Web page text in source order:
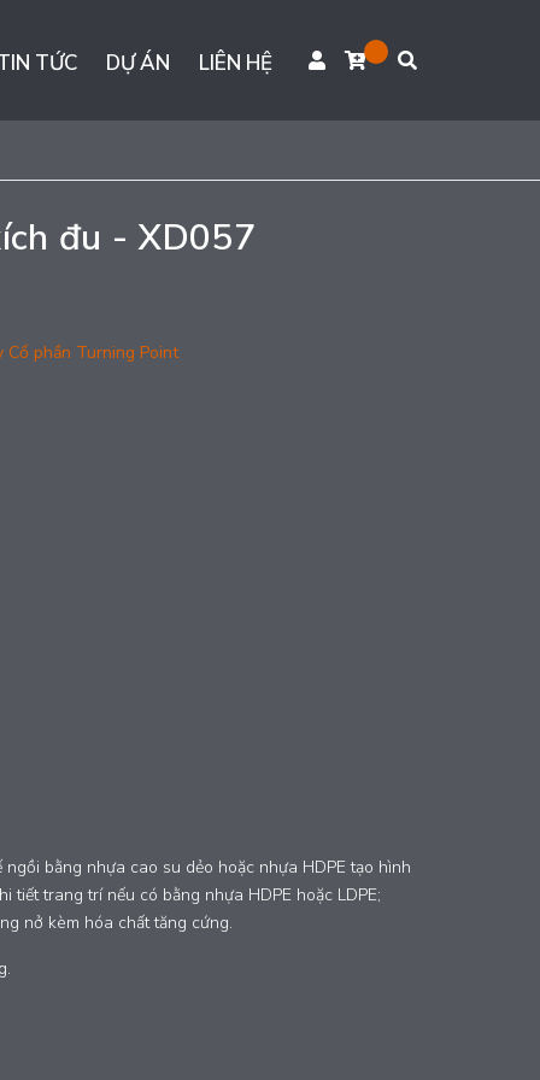
TỨC DỰ ÁN LIÊN HỆ
đu - XD057
Cổ phần Turning Point
bằng nhựa cao su dẻo hoặc nhựa HDPE tạo hình
trang trí nếu có bằng nhựa HDPE hoặc LDPE;
nở kèm hóa chất tăng cứng.